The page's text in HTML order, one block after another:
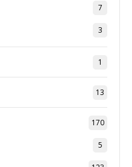
7
3
1
13
170
5